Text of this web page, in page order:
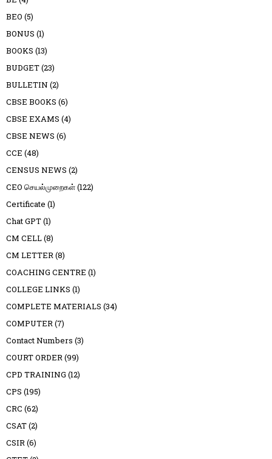
BEO (5)
BONUS (1)
BOOKS (13)
BUDGET(23)
BULLETIN (2)
CBSE BOOKS (6)
CBSE EXAMS (4)
CBSE NEWS (6)
CCE (48)
CENSUS NEWS (2)
CEO செயல்முறைகள்(122)
Certificate (1)
Chat GPT(1)
CM CELL(8)
CM LETTER(8)
COACHING CENTRE (1)
COLLEGE LINKS (1)
COMPLETE MATERIALS (34)
COMPUTER(7)
Contact Numbers (3)
COURT ORDER(99)
CPD TRAINING (12)
CPS (195)
CRC (62)
CSAT(2)
CSIR(6)